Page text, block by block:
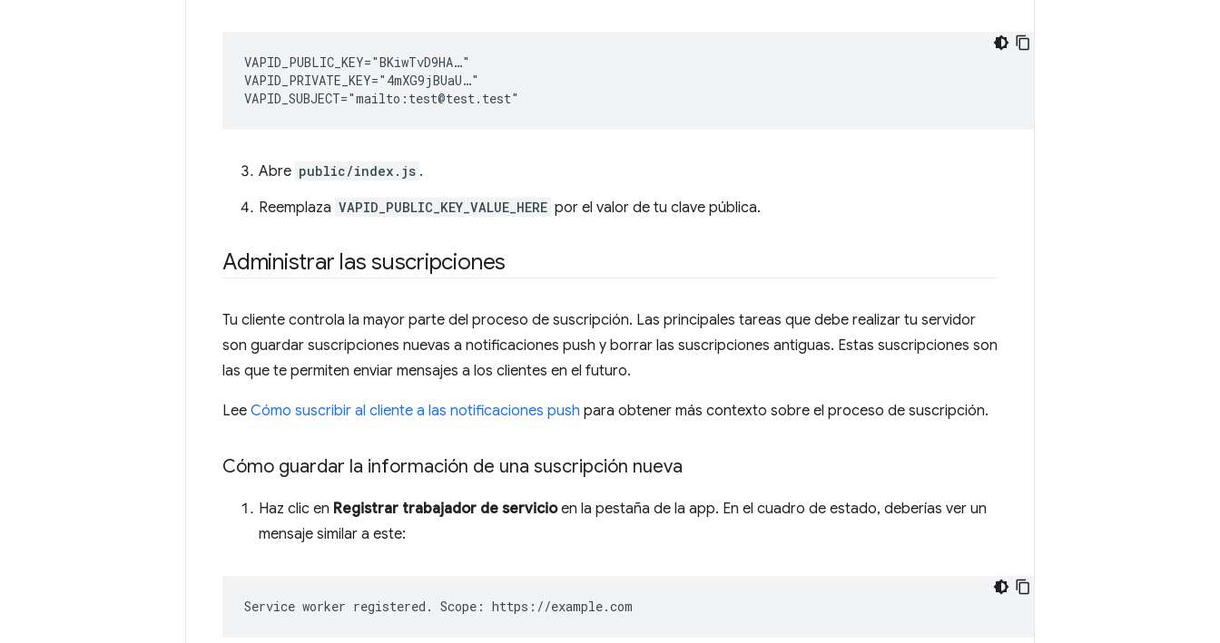
VAPID_PUBLIC_KEY="BKiwTvD9HA…"
VAPID_PRIVATE_KEY="4mXG9jBUaU…"
Abre public/index.js .
Reemplaza VAPID_PUBLIC_KEY_VALUE_HERE por el valor de tu clave pública.
Administrar las suscripciones
Tu cliente controla la mayor parte del proceso de suscripción. Las principales tareas que debe realizar tu servidor
son guardar suscripciones nuevas a notificaciones push y borrar las suscripciones antiguas. Estas suscripciones son
las que te permiten enviar mensajes a los clientes en el futuro.
Lee Cómo suscribir al cliente a las notificaciones push para obtener más contexto sobre el proceso de suscripción.
Cómo guardar la información de una suscripción nueva
Haz clic en Registrar trabajador de servicioen la pestaña de la app. En el cuadro de estado, deberías ver un
mensaje similar a este: